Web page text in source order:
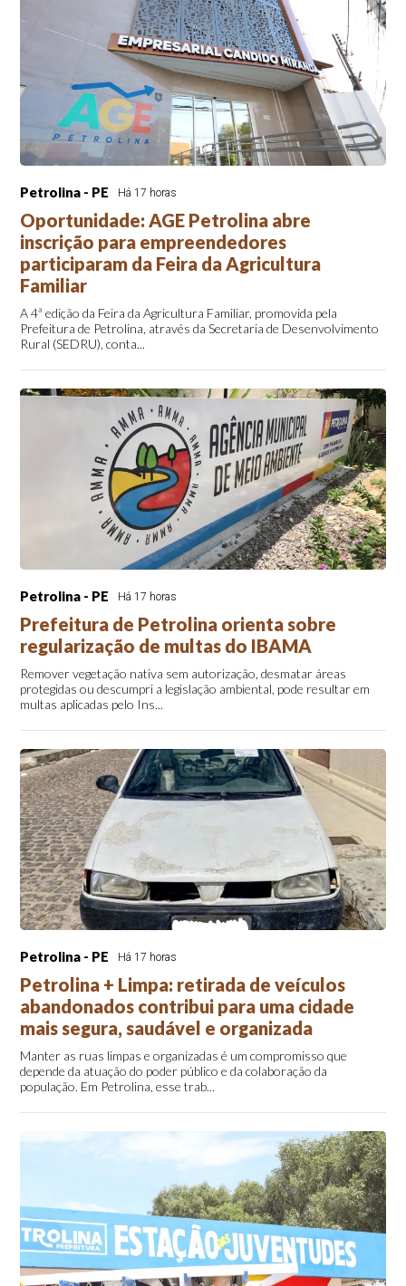
Petrolina - PE Há 17 horas
Oportunidade: AGE Petrolina abre
inscrição para empreendedores
participaram da Feira da Agricultura
Familiar
A 4ª edição da Feira da Agricultura Familiar, promovida pela
Prefeitura de Petrolina, através da Secretaria de Desenvolvimento
Rural (SEDRU), conta...
Petrolina - PE Há 17 horas
Prefeitura de Petrolina orienta sobre
regularização de multas do IBAMA
Remover vegetação nativa sem autorização, desmatar áreas
protegidas ou descumpri a legislação ambiental, pode resultar em
multas aplicadas pelo Ins...
Petrolina - PE Há 17 horas
Petrolina + Limpa: retirada de veículos
abandonados contribui para uma cidade
mais segura, saudável e organizada
Manter as ruas limpas e organizadas é um compromisso que
depende da atuação do poder público e da colaboração da
população. Em Petrolina, esse trab...